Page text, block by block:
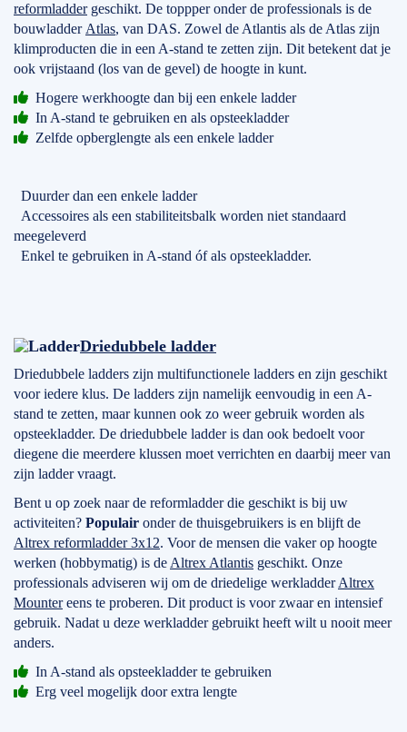
reformladdergeschikt. De toppper onder de professionals is de
bouwladder Atlas, van DAS. Zowel de Atlantis als de Atlas zijn
klimproducten die in een A-stand te zetten zijn. Dit betekent dat je
ook vrijstaand (los van de gevel) de hoogte in kunt.
Hogere werkhoogte dan bij een enkele ladder
In A-stand te gebruiken en als opsteekladder
Zelfde opberglengte als een enkele ladder
Duurder dan een enkele ladder
Accessoires als een stabiliteitsbalk worden niet standaard
meegeleverd
Enkel te gebruiken in A-stand óf als opsteekladder.
Driedubbele ladder
Driedubbele ladders zijn multifunctionele ladders en zijn geschikt
voor iedere klus. De ladders zijn namelijk eenvoudig in een A-
stand te zetten, maar kunnen ook zo weer gebruik worden als
opsteekladder. De driedubbele ladder is dan ook bedoelt voor
diegene die meerdere klussen moet verrichten en daarbij meer van
zijn ladder vraagt.
Bent u op zoek naar de reformladder die geschikt is bij uw
activiteiten? Populair onder de thuisgebruikers is en blijft de
Altrex reformladder 3x12. Voor de mensen die vaker op hoogte
werken (hobbymatig) is de Altrex Atlantis geschikt. Onze
professionals adviseren wij om de driedelige werkladderAltrex
Mountereens te proberen. Dit product is voor zwaar en intensief
gebruik. Nadat u deze werkladder gebruikt heeft wilt u nooit meer
anders.
In A-stand als opsteekladder te gebruiken
Erg veel mogelijk door extra lengte